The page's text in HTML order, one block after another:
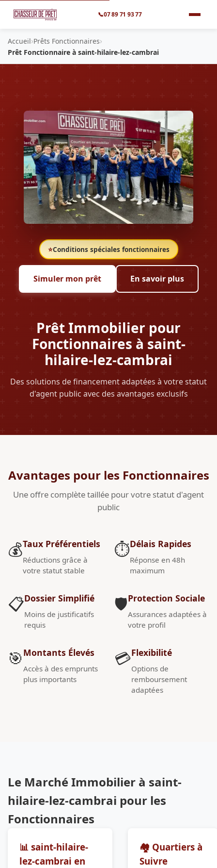
📞07 89 71 93 77
Accueil›Prêts Fonctionnaires›
Prêt Fonctionnaire à saint-hilaire-lez-cambrai
⭐Conditions spéciales fonctionnaires
Prêt Immobilier pour
Fonctionnaires à saint-
hilaire-lez-cambrai
Des solutions de financement adaptées à votre statut
d'agent public avec des avantages exclusifs
Simuler mon prêt En savoir plus
Avantages pour les Fonctionnaires
Une offre complète taillée pour votre statut d'agent
public
💰Taux Préférentiels
Réductions grâce à
votre statut stable
📋Dossier Simplifié
Moins de justificatifs
requis
🎯 Montants Élevés
Accès à des emprunts
plus importants
⏱️Délais Rapides
Réponse en 48h
maximum
🛡️Protection Sociale
Assurances adaptées à
votre profil
💳Flexibilité
Options de
remboursement
adaptées
Le Marché Immobilier à saint-
hilaire-lez-cambrai pour les
Fonctionnaires
📊 saint-hilaire-
lez-cambrai en
🏘️ Quartiers à
Suivre